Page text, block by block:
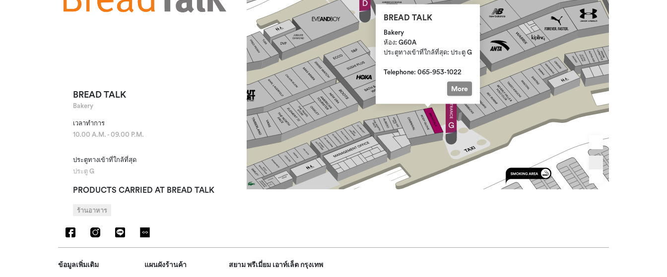
BREAD TALK
Bakery
เวลาทำการ
10.00 A.M. - 09.00 P.M.
ประตูทางเข้าที่ใกล้ที่สุด
ประตู G
PRODUCTS CARRIED AT BREAD TALK
ร้านอาหาร
BREAD TALK
Bakery
ห้อง: G60A
ประตูทางเข้าที่ใกล้ที่สุด: ประตู G
Telephone: 065-953-1022
More
ข้อมูลเพิ่มเติม แผนผังร้านค้า สยาม พรีเมี่ยม เอาท์เล็ต กรุงเทพ